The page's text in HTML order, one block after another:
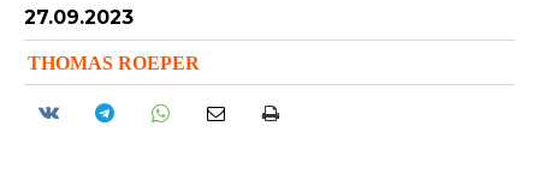
27.09.2023
THOMAS ROEPER